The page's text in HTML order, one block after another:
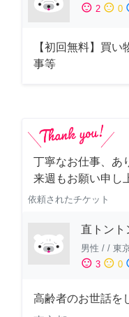
sentiment_satisfied 2 sentiment_neutral 0
【初回無料】買
事等
丁寧なお仕事、あ
来週もお願い申し
依頼されたチケット
直トント
男性 / / 東
sentiment_satisfied 3 sentiment_neutral 0
高齢者のお世話を